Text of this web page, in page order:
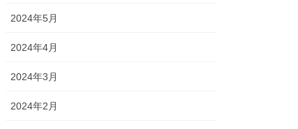
2024年5月
2024年4月
2024年3月
2024年2月